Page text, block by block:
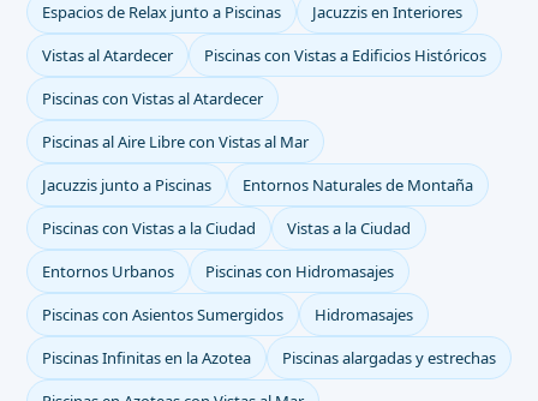
Espacios de Relax junto a Piscinas
Jacuzzis en Interiores
Vistas al Atardecer
Piscinas con Vistas a Edificios Históricos
Piscinas con Vistas al Atardecer
Piscinas al Aire Libre con Vistas al Mar
Jacuzzis junto a Piscinas
Entornos Naturales de Montaña
Piscinas con Vistas a la Ciudad
Vistas a la Ciudad
Entornos Urbanos
Piscinas con Hidromasajes
Piscinas con Asientos Sumergidos
Hidromasajes
Piscinas Infinitas en la Azotea
Piscinas alargadas y estrechas